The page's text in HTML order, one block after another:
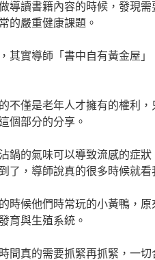
導讀書籍內容的時候，發現
的嚴重健康課題。
其實導師「書中自有黃金屋
不僅是老年人才擁有的權利
個部分的分享。
鍋的氣味可以導致流感的症
了，導師說真的很多時候就看
時候他們時常玩的小黃鴨，
育與生殖系統。
間真的需要抓緊再抓緊，一